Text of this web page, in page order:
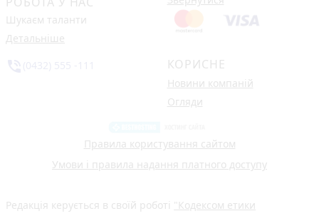
Шукаєм таланти
Детальніше
КОРИСНЕ
Новини компаній
Огляди
Правила користування сайтом
Умови і правила надання платного доступу
Редакція керується в своїй роботі "Кодексом етики